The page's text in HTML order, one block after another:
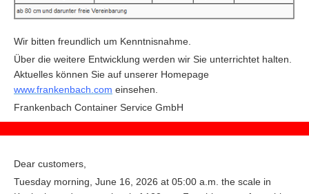
Wir bitten freundlich um Kenntnisnahme.
Über die weitere Entwicklung werden wir Sie unterrichtet halten.
Aktuelles können Sie auf unserer Homepage
www.frankenbach.com einsehen.
Frankenbach Container Service GmbH
Dear customers,
Tuesday morning, June 16, 2026 at 05:00 a.m. the scale in